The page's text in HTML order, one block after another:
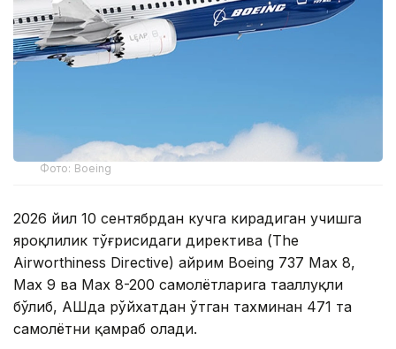
Фото: Boeing
2026 йил 10 сентябрдан кучга кирадиган учишга
яроқлилик тўғрисидаги директива (The
Airworthiness Directive) айрим Boeing 737 Max 8,
Max 9 ва Max 8-200 самолётларига тааллуқли
бўлиб, АҚШда рўйхатдан ўтган тахминан 471 та
самолётни қамраб олади.